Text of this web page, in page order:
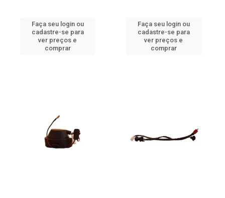
Faça seu login ou
cadastre-se para
ver preços e
comprar
Faça seu login ou
cadastre-se para
ver preços e
comprar